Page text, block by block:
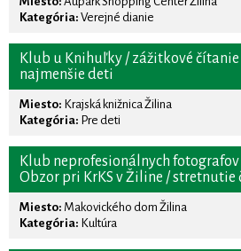
Kategória: Verejné dianie
Klub u Knihuľky / zážitkové čítanie
najmenšie deti
Miesto: Krajská knižnica Žilina
Kategória: Pre deti
Klub neprofesionálnych fotografov
Obzor pri KrKS v Žiline /
Miesto: Makovického dom Žilina
Kategória: Kultúra